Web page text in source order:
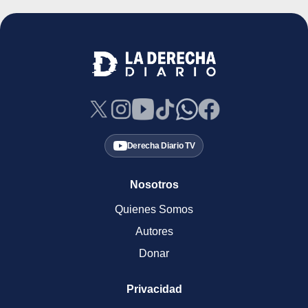
Derecha Diario TV
Nosotros
Quienes Somos
Autores
Donar
Privacidad